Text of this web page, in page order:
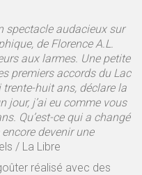
spectacle audacieux sur
de Florence A.L.
aux larmes. Une petite
premiers accords du Lac
huit ans, déclare la
jour, j’ai eu comme vous
Qu’est-ce qui a changé
devenir une
/ La Libre
réalisé avec des